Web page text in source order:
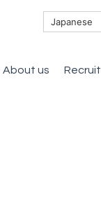
About us Recruit